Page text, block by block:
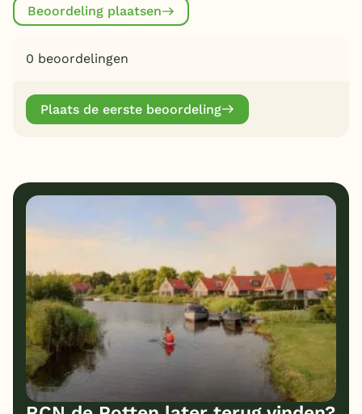
Beoordeling plaatsen
0 beoordelingen
Plaats de eerste beoordeling